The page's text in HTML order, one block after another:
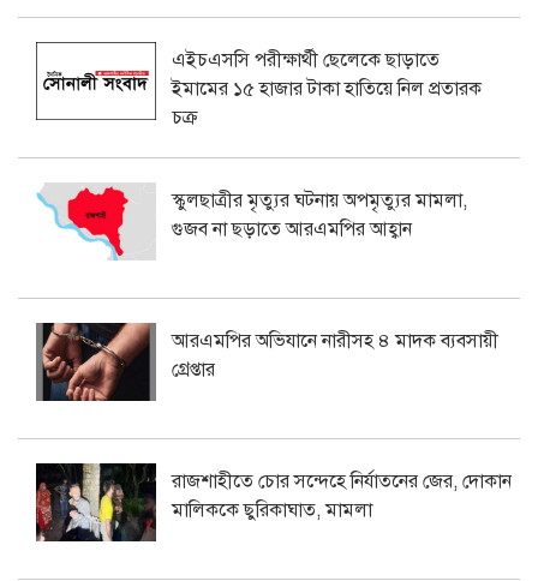
এইচএসসি পরীক্ষার্থী ছেলেকে ছাড়াতে
ইমামের ১৫ হাজার টাকা হাতিয়ে নিল প্রতারক
চক্র
স্কুলছাত্রীর মৃত্যুর ঘটনায় অপমৃত্যুর মামলা,
গুজব না ছড়াতে আরএমপির আহ্বান
আরএমপির অভিযানে নারীসহ ৪ মাদক ব্যবসায়ী
গ্রেপ্তার
রাজশাহীতে চোর সন্দেহে নির্যাতনের জের, দোকান
মালিককে ছুরিকাঘাত, মামলা